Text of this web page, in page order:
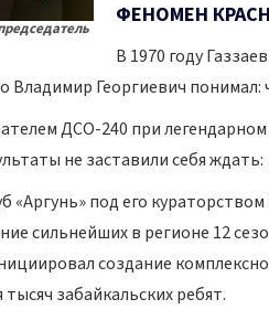
ФЕНОМЕН
В 1970 году
Владимир Георгиевич
ДСО-240 при
не заставили себя ждать:
«Аргунь» под его
сильнейших в регионе 12
создание
забайкальских ребят.